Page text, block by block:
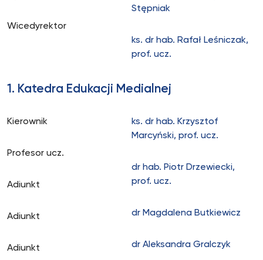
Wicedyrektor
Stępniak
ks. dr hab. Rafał Leśniczak,
prof. ucz.
1. Katedra Edukacji Medialnej
Kierownik
Profesor ucz.
Adiunkt
Adiunkt
Adiunkt
ks. dr hab. Krzysztof
Marcyński, prof. ucz.
dr hab. Piotr Drzewiecki,
prof. ucz.
dr Magdalena Butkiewicz
dr Aleksandra Gralczyk